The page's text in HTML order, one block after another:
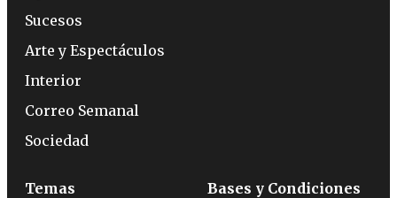
Sucesos
Arte y Espectáculos
Interior
Correo Semanal
Sociedad
Temas
Bases y Condiciones